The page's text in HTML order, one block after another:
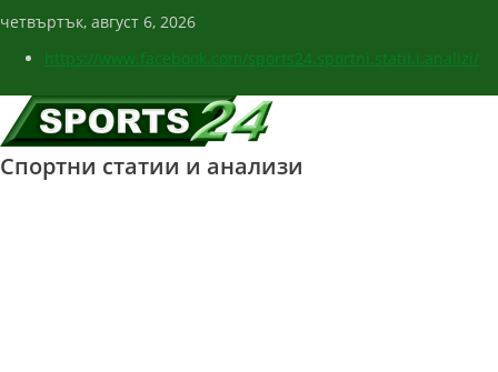
четвъртък, август 6, 2026
https://www.facebook.com/sports24.sportni.statii.i.analizi/
Спортни статии и анализи